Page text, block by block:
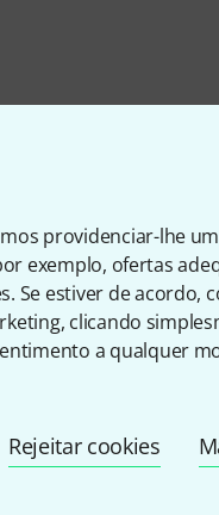
providenciar-lhe
exemplo, ofertas
Se estiver de acordo,
clicando
a qualquer
Rejeitar cookies